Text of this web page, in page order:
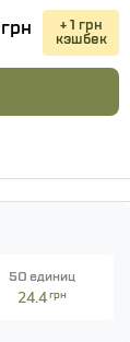
грн + 1 грн
кэшбек
50 единиц
24.4грн